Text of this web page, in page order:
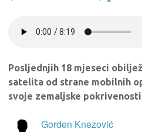
Posljednjih 18 mjeseci
satelita od strane mobilnih
svoje zemaljske pokrivenosti
Gorden Knezović